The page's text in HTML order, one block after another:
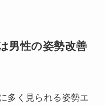
男性の姿勢改善
多く見られる姿勢エ